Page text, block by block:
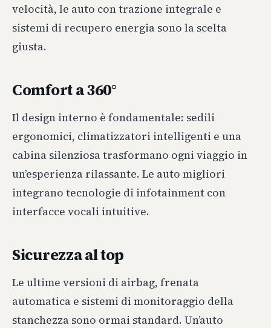
velocità, le auto con trazione integrale e
sistemi di recupero energia sono la scelta
giusta.
Comfort a 360°
Il design interno è fondamentale: sedili
ergonomici, climatizzatori intelligenti e una
cabina silenziosa trasformano ogni viaggio in
un’esperienza rilassante. Le auto migliori
integrano tecnologie di infotainment con
interfacce vocali intuitive.
Sicurezza al top
Le ultime versioni di airbag, frenata
automatica e sistemi di monitoraggio della
stanchezza sono ormai standard. Un’auto